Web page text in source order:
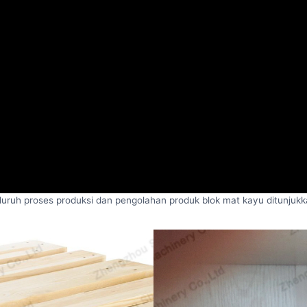
proses produksi dan pengolahan produk blok mat kayu